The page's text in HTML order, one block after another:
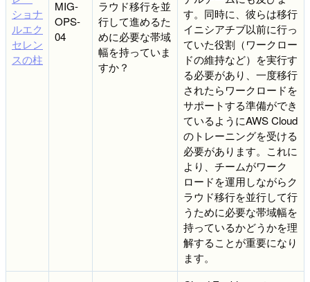
ショナ
ルエク
セレン
スの柱
MIG-
OPS-
04
ラウド移行を並
行して進めるた
めに必要な帯域
幅を持っていま
すか？
す。同時に、彼らは移行
イニシアチブ以前に行っ
ていた役割（ワークロー
ドの維持など）を実行す
る必要があり、一度移行
されたらワークロードを
サポートする準備ができ
ているようにAWS Cloud
のトレーニングを受ける
必要があります。これに
より、チームがワーク
ロードを運用しながらク
ラウド移行を並行して行
うために必要な帯域幅を
持っているかどうかを理
解することが重要になり
ます。